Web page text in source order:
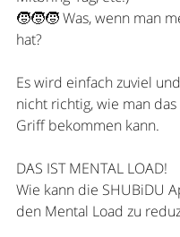
🧒🧒🧒 Was, wenn man
hat?
Es wird einfach zuviel
nicht richtig, wie man
Griff bekommen kann.
DAS IST MENTAL LOAD!
Wie kann die SHUBiDU
den Mental Load zu